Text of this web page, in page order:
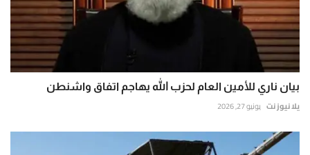
بيان ناري للأمين العام لحزب الله يهاجم اتفاق واشنطن
يلا نيوز نت يونيو 27, 2026